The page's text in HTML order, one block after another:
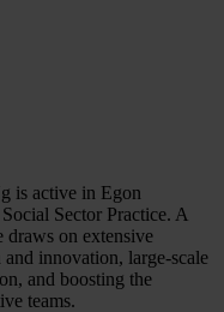
is active in Egon
Sector Practice. A
draws on extensive
innovation, large-scale
and boosting the
teams.